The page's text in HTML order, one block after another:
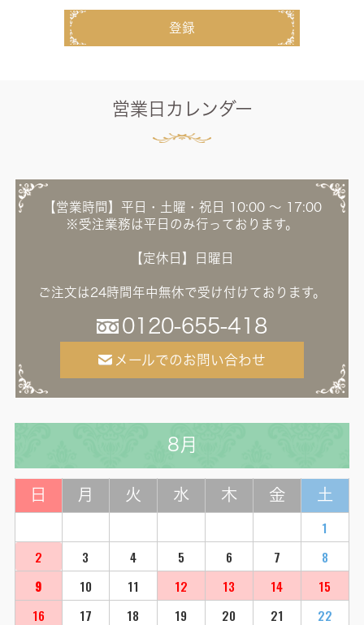
登録
営業日カレンダー
【営業時間】平日・土曜・祝日 10:00 ～ 17:00
※受注業務は平日のみ行っております。
【定休日】日曜日
ご注文は24時間年中無休で受け付けております。
0120-655-418
メールでのお問い合わせ
8月
日 月 火 水 木 金 土
1
2
3 4 5 6 7
8
9
10 11 12 13 14
15
16
17 18 19 20 21
22